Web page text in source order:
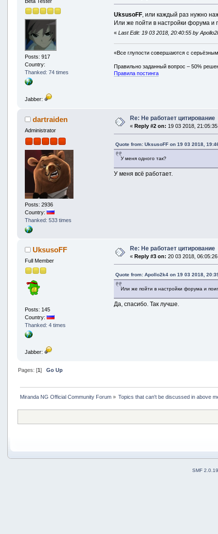
Posts: 917
Country:
Thanked: 74 times
Jabber:
UksusoFF , или каждый раз нужно
Или же пойти в настройки форума и
«Last Edit: 19 03 2018, 20:40:55 by
«Все глупости совершаются с
Правильно заданный вопрос – 50%
Правила постинга
dartraiden
Administrator
Posts: 2936
Country:
Thanked: 533 times
Re: Не работает цитирование
« Reply #2 on: 19 03 2018,
Quote from: UksusoFF on 19 03 2018,
У меня одного так?
У меня всё работает.
UksusoFF
Full Member
Posts: 145
Country:
Thanked: 4 times
Jabber:
Re: Не работает цитирование
« Reply #3 on: 20 03 2018,
Quote from: Apollo2k4 on 19 03 2018,
Или же пойти в настройки форума и
Да, спасибо. Так лучше.
Pages: [1] Go Up
Miranda NG Official Community Forum» Topics that can't be discussed in above
SMF 2.0.19